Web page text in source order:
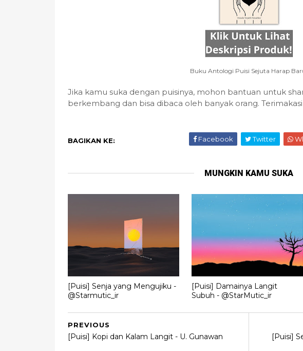
Buku Antologi Puisi Sejuta Harap
Jika kamu suka dengan puisinya, mohon bantuan untuk
berkembang dan bisa dibaca oleh banyak orang.
BAGIKAN KE: Facebook Twitter
MUNGKIN KAMU SUKA
[Puisi] Senja yang Mengujiku -
@Starmutic_ir
[Puisi] Damainya Langit
Subuh - @StarMutic_ir
[Puisi]
PREVIOUS
[Puisi] Kopi dan Kalam Langit - U. Gunawan